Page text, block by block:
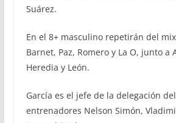
Suárez.
En el 8+ masculino repetirán del
Barnet, Paz, Romero y La O, junto a
Heredia y León.
García es el jefe de la delegación
entrenadores Nelson Simón,